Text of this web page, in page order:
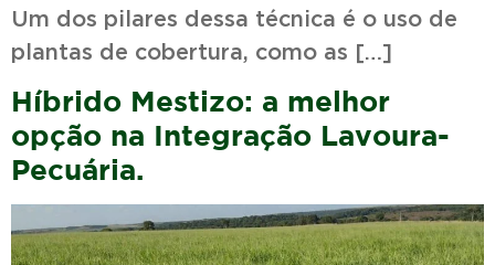
Um dos pilares dessa técnica é o uso de
plantas de cobertura, como as […]
Híbrido Mestizo: a melhor
opção na Integração Lavoura-
Pecuária.